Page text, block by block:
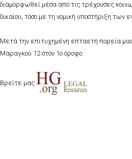
διαμορφωθεί μέσα από τις τρέχουσες
δικαίου, τόσο με τη νομική υποστήριξη
Μετά την επιτυχημένη επταετή πορεία
Μαραγκού 12 στον 1ο όροφο.
Βρείτε μας